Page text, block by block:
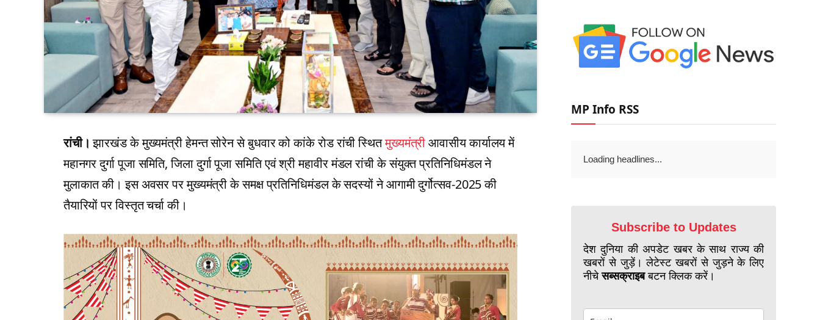
रांची। झारखंड के मुख्यमंत्री हेमन्त सोरेन से बुधवार को कांके रोड रांची स्थितमुख्यमंत्रीआवासीय कार्यालय में
महानगर दुर्गा पूजा समिति, जिला दुर्गा पूजा समिति एवं श्री महावीर मंडल रांची के संयुक्त प्रतिनिधिमंडल ने
मुलाकात की। इस अवसर पर मुख्यमंत्री के समक्ष प्रतिनिधिमंडल के सदस्यों ने आगामी दुर्गोत्सव-2025 की
तैयारियों पर विस्तृत चर्चा की।
MP Info RSS
Loading headlines...
Subscribe to Updates
देश दुनिया की अपडेट खबर के साथ राज्य की
खबरों से जुड़ें। लेटेस्ट खबरों से जुड़ने के लिए
नीचेसब्सक्राइबबटन क्लिक करें।